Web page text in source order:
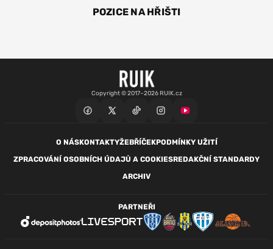
POZICE NA HŘIŠTI
Copyright © 2017–2026 RUIK.cz
O NÁSKONTAKTYŽEBŘÍČEKPODMÍNKY UŽITÍ
ZPRACOVÁNÍ OSOBNÍCH ÚDAJŮ A COOKIESREDAKČNÍ STANDARDY
ARCHIV
PARTNEŘI